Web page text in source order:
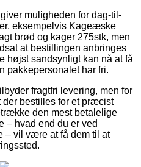
muligheden for dag-til-
eksempelvis Kageæske
brød og kager 275stk, men
at bestillingen anbringes
højst sandsynligt kan nå at få
pakkepersonalet har fri.
fragtfri levering, men for
der bestilles for et præcist
den mest betalelige
– hvad end du er ved
– vil være at få dem til at